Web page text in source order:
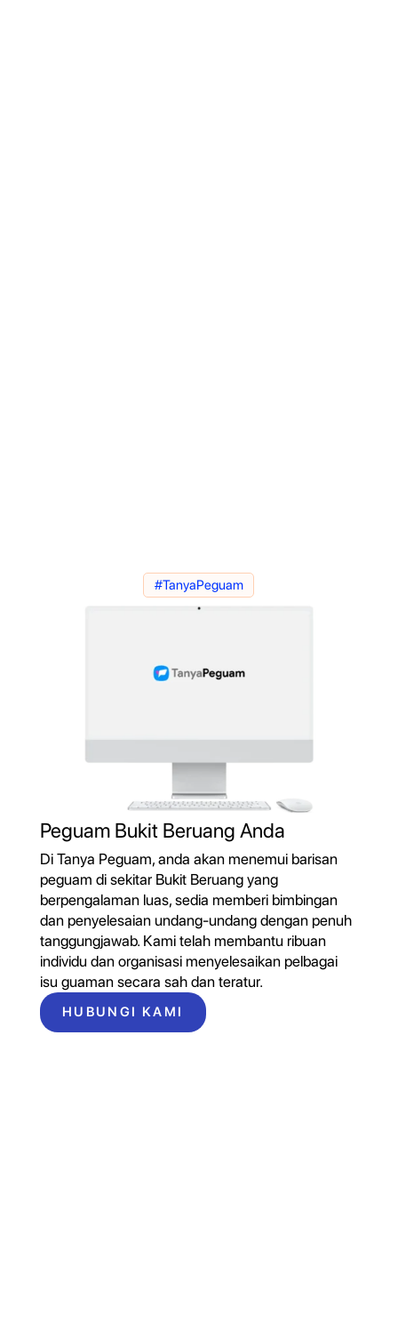
#TanyaPeguam
Peguam Bukit Beruang Anda
Di Tanya Peguam, anda akan menemui barisan
peguam di sekitar Bukit Beruang yang
berpengalaman luas, sedia memberi bimbingan
dan penyelesaian undang-undang dengan penuh
tanggungjawab. Kami telah membantu ribuan
individu dan organisasi menyelesaikan pelbagai
isu guaman secara sah dan teratur.
HUBUNGI KAMI